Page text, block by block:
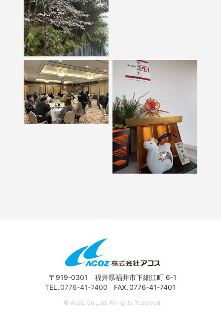
〒919-0301 福井県福井市下細江町 6-1
TEL
0776-41-7400 FAX 0776-41-7401
© Acoz Co.,Ltd. All rights Reserved.